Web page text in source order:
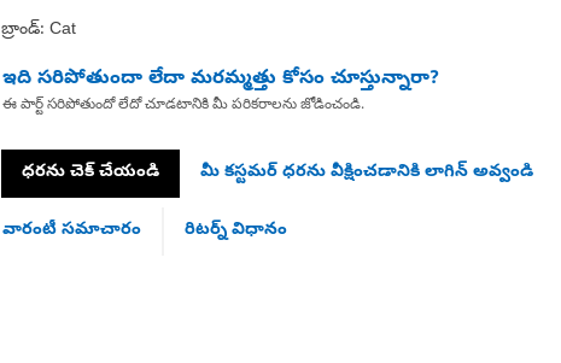
బ్రాండ్: Cat
ఇది సరిపోతుందా లేదా మరమ్మత్తు కోసం చూస్తున్నారా?
ఈ పార్ట్ సరిపోతుందో లేదో చూడటానికి మీ పరికరాలను జోడించండి.
ధరను చెక్ చేయండి మీ కస్టమర్ ధరను వీక్షించడానికి లాగిన్ అవ్వండి
వారంటీ సమాచారం రిటర్న్ విధానం